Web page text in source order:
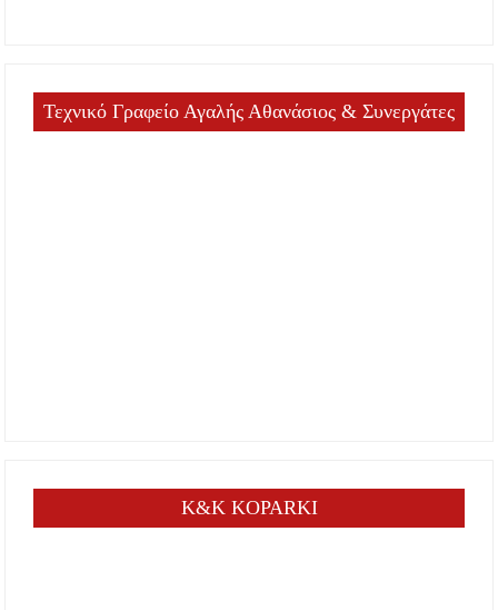
Τεχνικό Γραφείο Αγαλής Αθανάσιος & Συνεργάτες
K&K KOPARKI